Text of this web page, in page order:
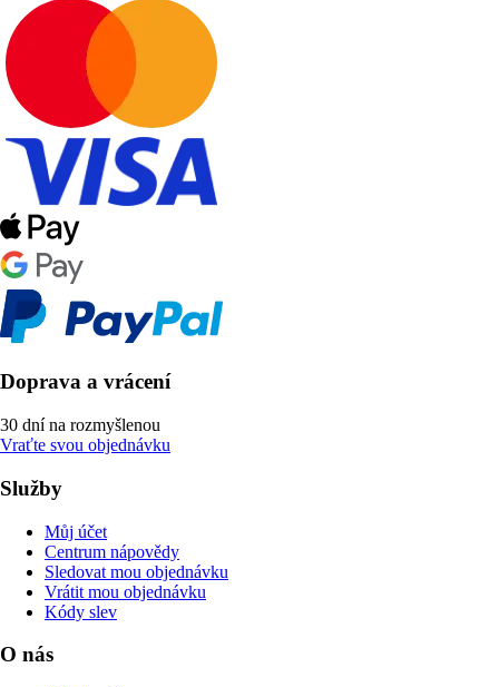
Doprava a vrácení
30 dní na rozmyšlenou
Vraťte svou objednávku
Služby
Můj účet
Centrum nápovědy
Sledovat mou objednávku
Vrátit mou objednávku
Kódy slev
O nás